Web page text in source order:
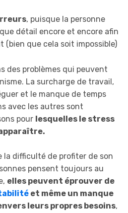
, puisque la personne
détail encore et encore afin
que cela soit impossible)
des problèmes qui peuvent
La surcharge de travail,
et le manque de temps
avec les autres sont
pour lesquelles le stress
la difficulté de profiter de son
pensent toujours au
elles peuvent éprouver de
et même un manque
leurs propres besoins,